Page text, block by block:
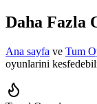
Daha Fazla
Ana sayfa ve Tum
oyunlarini